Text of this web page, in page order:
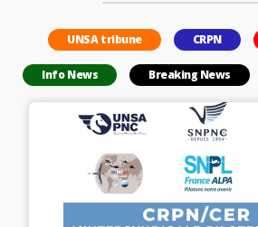
UNSA tribune CRPN
Info News Breaking News